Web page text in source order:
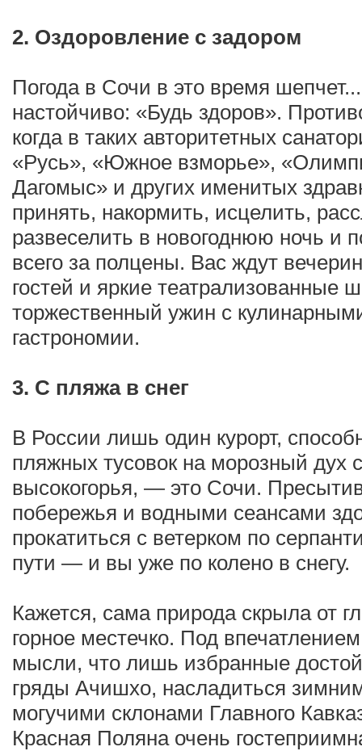
2. Оздоровление с задором
Погода в Сочи в это время
настойчиво: «Будь здоров».
когда в таких авторитетных
«Русь», «Южное взморье»,
Дагомыс» и других именитых
принять, накормить, исцелить,
развеселить в новогоднюю ночь и
всего за полцены. Вас ждут
гостей и яркие театрализованные
торжественный ужин с
гастрономии.
3. С пляжа в снег
В России лишь один курорт,
пляжных тусовок на морозный дух
высокогорья, — это Сочи.
побережья и водными сеансами
прокатиться с ветерком по
пути — и вы уже по колено в снегу.
Кажется, сама природа скрыла от
горное местечко. Под
мысли, что лишь избранные
гряды Ачишхо, насладиться
могучими склонами Главного
Красная Поляна очень